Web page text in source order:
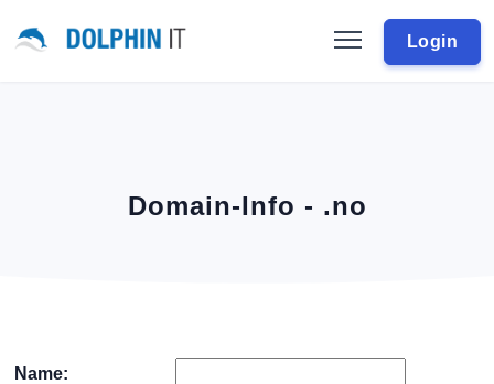
Login
Domain-Info - .no
Name: